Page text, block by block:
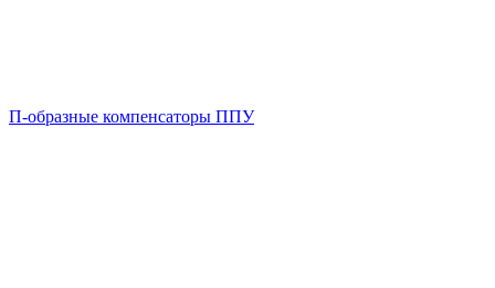
П-образные компенсаторы ППУ